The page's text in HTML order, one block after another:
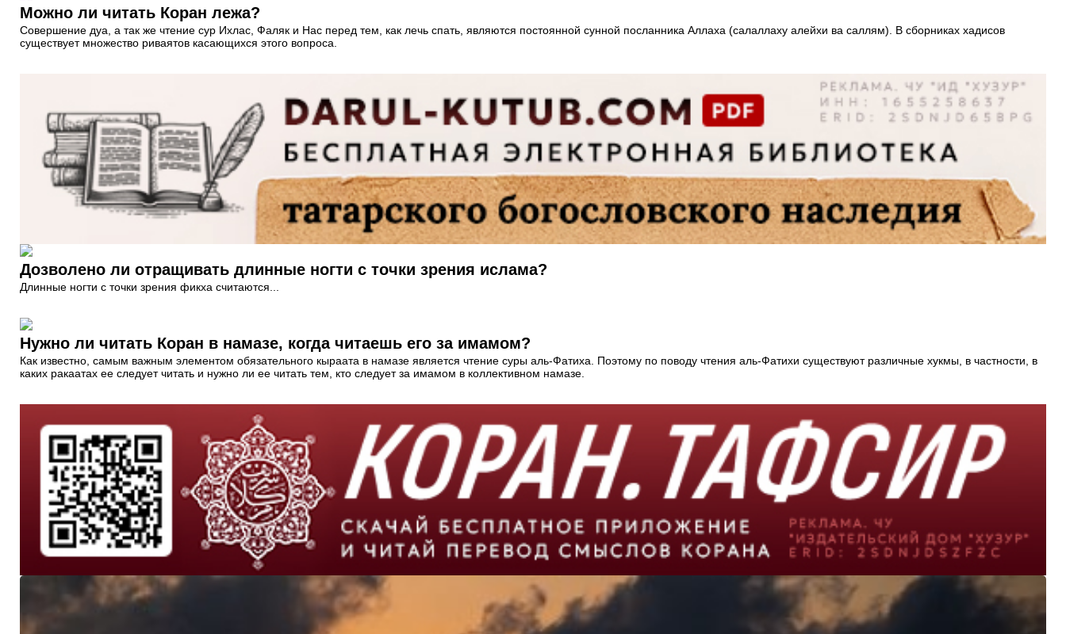
Можно ли читать Коран лежа?
Совершение дуа, а так же чтение сур Ихлас, Фаляк и Нас перед тем, как лечь спать, являются постоянной сунной посланника Аллаха (салаллаху алейхи ва саллям). В сборниках хадисов
существует множество риваятов касающихся этого вопроса.
Дозволено ли отращивать длинные ногти с точки зрения ислама?
Длинные ногти с точки зрения фикха считаются...
Нужно ли читать Коран в намазе, когда читаешь его за имамом?
Как известно, самым важным элементом обязательного кыраата в намазе является чтение суры аль-Фатиха. Поэтому по поводу чтения аль-Фатихи существуют различные хукмы, в частности, в
каких ракаатах ее следует читать и нужно ли ее читать тем, кто следует за имамом в коллективном намазе.